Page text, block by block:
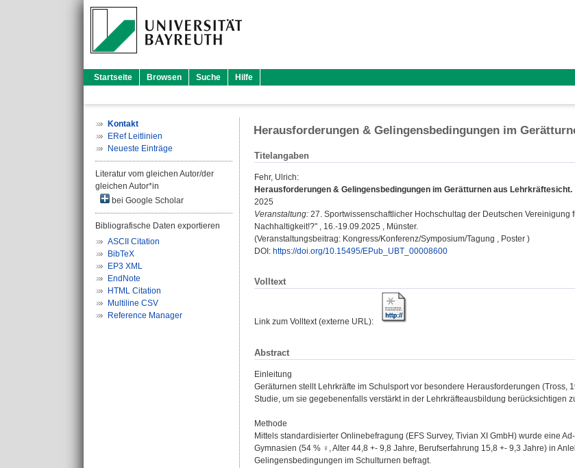
Startseite Browsen Suche Hilfe
Kontakt
ERef Leitlinien
Neueste Einträge
Literatur vom gleichen Autor/der
gleichen Autor*in
bei Google Scholar
Bibliografische Daten exportieren
ASCII Citation
BibTeX
EP3 XML
EndNote
HTML Citation
Multiline CSV
Reference Manager
Herausforderungen & Gelingensbedingungen im
Titelangaben
Fehr, Ulrich:
Herausforderungen & Gelingensbedingungen im Gerätturnen aus Lehrkräftesicht.
2025
Veranstaltung: 27. Sportwissenschaftlicher Hochschultag der Deutschen Vereinigung
Nachhaltigkeit!?" , 16.-19.09.2025 , Münster.
(Veranstaltungsbeitrag: Kongress/Konferenz/Symposium/Tagung , Poster )
DOI: https://doi.org/10.15495/EPub_UBT_00008600
Volltext
Link zum Volltext (externe URL):
Abstract
Einleitung
Geräturnen stellt Lehrkräfte im Schulsport vor besondere Herausforderungen (Tross,
Studie, um sie gegebenenfalls verstärkt in der Lehrkräfteausbildung berücksichtigen
Methode
Mittels standardisierter Onlinebefragung (EFS Survey, Tivian XI GmbH) wurde eine
Gymnasien (54 % ♀, Alter 44,8 +- 9,8 Jahre, Berufserfahrung 15,8 +- 9,3 Jahre) in
Gelingensbedingungen im Schulturnen befragt.